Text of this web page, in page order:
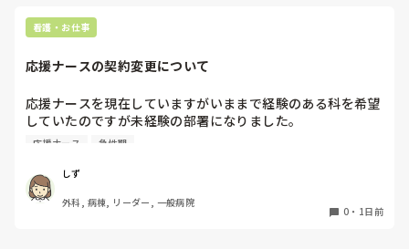
す。
前日受け持ちがわかるなら、やりそうな処置等、手順や必要物
まで見学したり、マニュアルをみて先輩から教わってきた事の
これは私が新人時代、先輩に言われたことなのですが「そもそ
も超勤する前提で仕事してるよね？終わらせようとしてるな
ら、その動きにはならないよ。」と。今なら言いたいことがわ
超勤の手当はもらえますか？新人は超勤もらえなかったり、も
らえれば先輩達からブーイングと良いこと無しなので、とにか
く定時過ぎには終わるに限ります。一度先輩に相談しつつ、準
備や予習をして挑みましょう！
看護・お仕事
応援ナースの契約変更について
応援ナースを現在していますがいままで経験のある科を希望
していたのですが未経験の部署になりました。
急性期なのもあって夜勤が不安で日勤のみに変更してもらう
容変更された経験のある方はいますか？
その場合給料も変更になりますか？
応援ナース 急性期
しず
外科, 病棟, リーダー, 一般病院
0 ・ 1日前